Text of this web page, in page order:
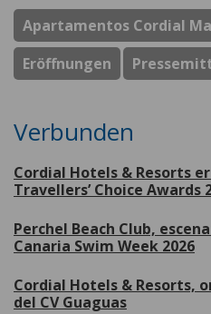
Apartamentos Cordial
Eröffnungen
Verbunden
Cordial Hotels & Resorts
Travellers’ Choice Awards
Perchel Beach Club,
Canaria Swim Week 2026
Cordial Hotels & Resorts,
del CV Guaguas